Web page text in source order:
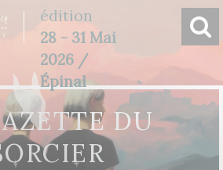
édition
28 - 31 Mai
2026 /
Épinal
DU
cookies